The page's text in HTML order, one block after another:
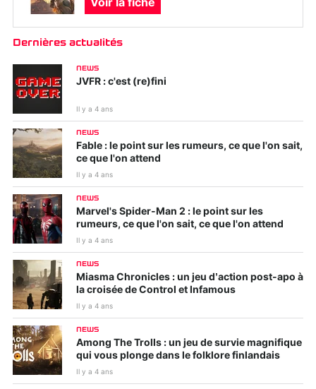
Voir la fiche
Dernières actualités
NEWS
JVFR : c'est (re)fini
Il y a 4 ans
NEWS
Fable : le point sur les rumeurs, ce que l'on sait,
ce que l'on attend
Il y a 4 ans
NEWS
Marvel's Spider-Man 2 : le point sur les
rumeurs, ce que l'on sait, ce que l'on attend
Il y a 4 ans
NEWS
Miasma Chronicles : un jeu d’action post-apo à
la croisée de Control et Infamous
Il y a 4 ans
NEWS
Among The Trolls : un jeu de survie magnifique
qui vous plonge dans le folklore finlandais
Il y a 4 ans